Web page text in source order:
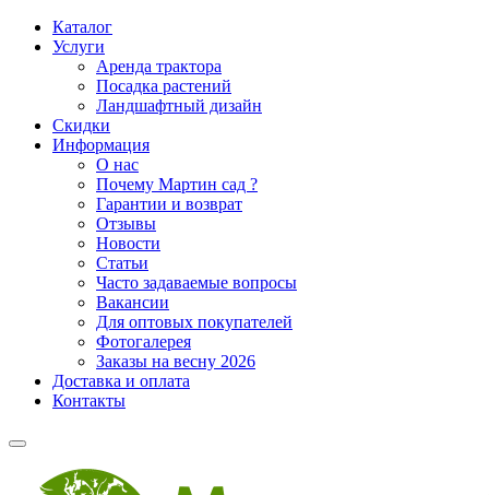
Каталог
Услуги
Аренда трактора
Посадка растений
Ландшафтный дизайн
Скидки
Информация
О нас
Почему Мартин сад ?
Гарантии и возврат
Отзывы
Новости
Статьи
Часто задаваемые вопросы
Вакансии
Для оптовых покупателей
Фотогалерея
Заказы на весну 2026
Доставка и оплата
Контакты